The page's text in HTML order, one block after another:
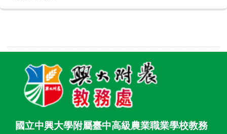
國立中興大學附屬臺中高級農業職業學校教務